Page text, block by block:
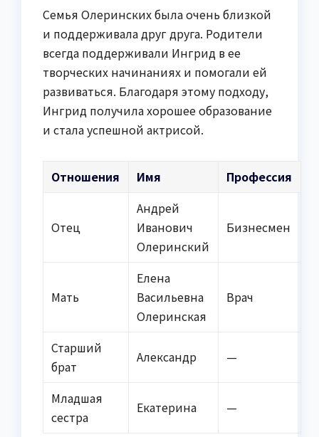
Семья Олеринских была очень близкой
и поддерживала друг друга. Родители
всегда поддерживали Ингрид в ее
творческих начинаниях и помогали ей
развиваться. Благодаря этому подходу,
Ингрид получила хорошее образование
и стала успешной актрисой.
Отношения Имя Профессия
Отец
Андрей
Иванович
Олеринский
Бизнесмен
Мать
Елена
Васильевна
Олеринская
Врач
Старший
брат
Александр —
Младшая
сестра
Екатерина —